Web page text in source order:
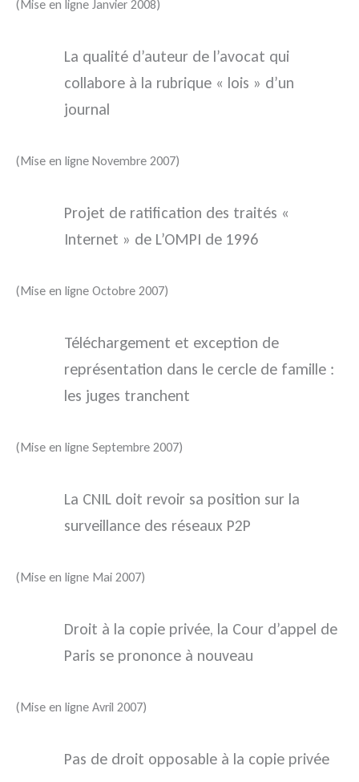
(Mise en ligne Janvier 2008)
La qualité d’auteur de l’avocat qui
collabore à la rubrique « lois » d’un
journal
(Mise en ligne Novembre 2007)
Projet de ratification des traités «
Internet » de L’OMPI de 1996
(Mise en ligne Octobre 2007)
Téléchargement et exception de
représentation dans le cercle de famille :
les juges tranchent
(Mise en ligne Septembre 2007)
La CNIL doit revoir sa position sur la
surveillance des réseaux P2P
(Mise en ligne Mai 2007)
Droit à la copie privée, la Cour d’appel de
Paris se prononce à nouveau
(Mise en ligne Avril 2007)
Pas de droit opposable à la copie privée